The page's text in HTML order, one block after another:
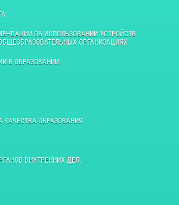
ОБ ИСПОЛЬЗОВАНИИ УСТРОЙСТВ
ОРГАНИЗАЦИЯХ
В ОБРАЗОВАНИИ
КАЧЕСТВА ОБРАЗОВАНИЯ
ВНУТРЕННИХ ДЕЛ.